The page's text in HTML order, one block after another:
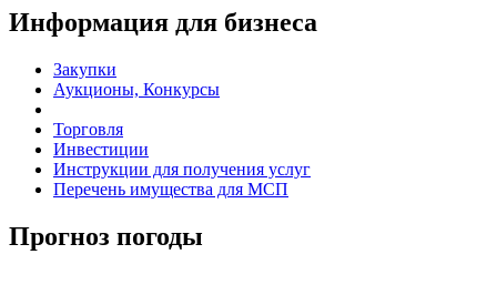
Информация для бизнеса
Закупки
Аукционы, Конкурсы
Торговля
Инвестиции
Инструкции для получения услуг
Перечень имущества для МСП
Прогноз погоды